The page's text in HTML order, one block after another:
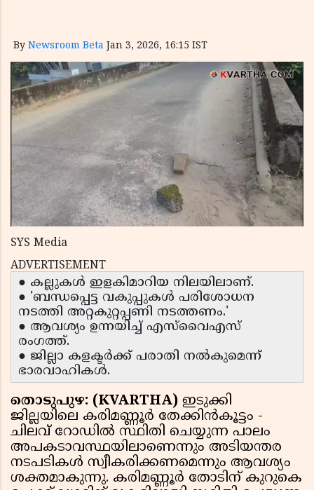
By Newsroom Beta Jan 3, 2026, 16:15 IST
SYS Media
ADVERTISEMENT
● കല്ലുകൾ ഇളകിമാറിയ നിലയിലാണ്.
● 'ബന്ധപ്പെട്ട വകുപ്പുകൾ പരിശോധന
നടത്തി അറ്റകുറ്റപ്പണി നടത്തണം.'
● ആവശ്യം ഉന്നയിച്ച് എസ്‌വൈഎസ്
രംഗത്ത്.
● ജില്ലാ കളക്ടർക്ക് പരാതി നൽകുമെന്ന്
ഭാരവാഹികൾ.
തൊടുപുഴ: (KVARTHA) ഇടുക്കി
ജില്ലയിലെ കരിമണ്ണൂർ തേക്കിൻകൂട്ടം -
ചിലവ് റോഡിൽ സ്ഥിതി ചെയ്യുന്ന പാലം
അപകടാവസ്ഥയിലാണെന്നും അടിയന്തര
നടപടികൾ സ്വീകരിക്കണമെന്നും ആവശ്യം
ശക്തമാകുന്നു. കരിമണ്ണൂർ തോടിന് കുറുകെ